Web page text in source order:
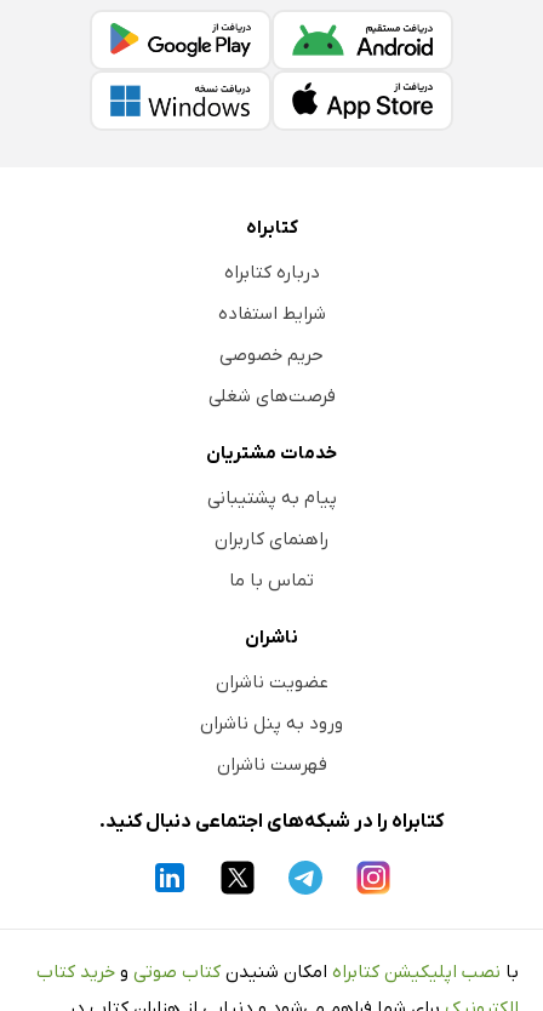
کتابراه
درباره کتابراه
شرایط استفاده
حریم خصوصی
فرصت‌های شغلی
خدمات مشتریان
پیام به پشتیبانی
راهنمای کاربران
تماس با ما
ناشران
عضویت ناشران
ورود به پنل ناشران
فهرست ناشران
کتابراه را در شبکه‌های اجتماعی دنبال کنید.
با نصب اپلیکیشن کتابراه امکان شنیدن کتاب صوتی و خرید کتاب